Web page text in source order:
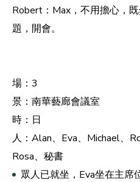
Robert：Max，不用擔心，
題，開會。
場：3
景：南華藝廊會議室
時：日
人：Alan、Eva、Michael、
Rosa、秘書
眾人已就坐，Eva坐在主